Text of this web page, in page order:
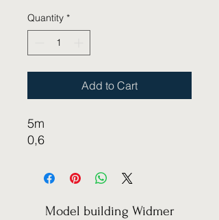
Quantity *
Add to Cart
5m
0,6
Model building Widmer